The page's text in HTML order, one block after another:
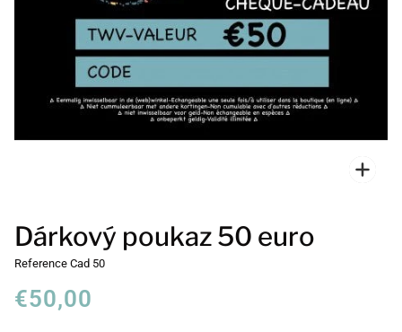
Dárkový poukaz 50 euro
Reference Cad 50
€50,00